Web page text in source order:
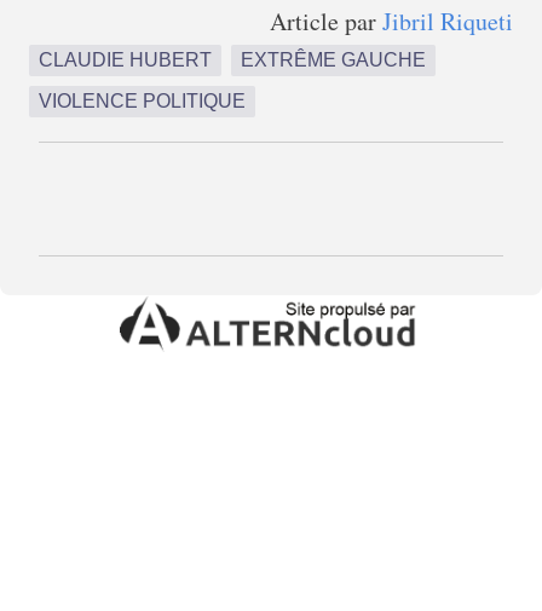
Article parJibril Riqueti
CLAUDIE HUBERT
EXTRÊME GAUCHE
VIOLENCE POLITIQUE